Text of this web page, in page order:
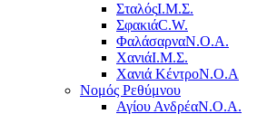
ΣταλόςΙ.Μ.Σ.
ΣφακιάC.W.
ΦαλάσαρναΝ.Ο.Α.
ΧανιάΙ.Μ.Σ.
Χανιά ΚέντροN.O.A
Νομός Ρεθύμνου
Αγίου ΑνδρέαΝ.Ο.Α.